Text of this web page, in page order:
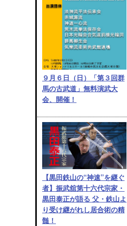
９月６日（日）「第３回群
馬の古武道」無料演武大
会、開催！
【黒田鉄山の“神速”を継ぐ
者】振武舘第十六代宗家・
黒田泰正が語る 父・鉄山よ
り受け継がれし居合術の精
髄！